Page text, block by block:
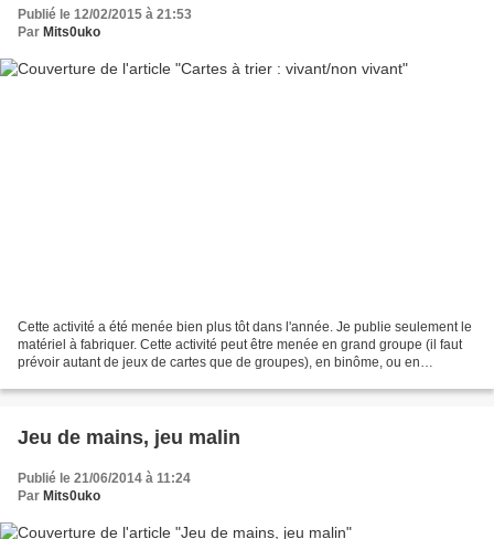
Publié le 12/02/2015 à 21:53
Par Mits0uko
Cette activité a été menée bien plus tôt dans l'année. Je publie seulement le
matériel à fabriquer. Cette activité peut être menée en grand groupe (il faut
prévoir autant de jeux de cartes que de groupes), en binôme, ou en
Jeu de mains, jeu malin
Publié le 21/06/2014 à 11:24
Par Mits0uko